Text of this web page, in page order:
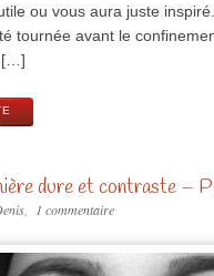
ou vous aura juste
tournée avant le
[…]
dure et contraste –
1 commentaire